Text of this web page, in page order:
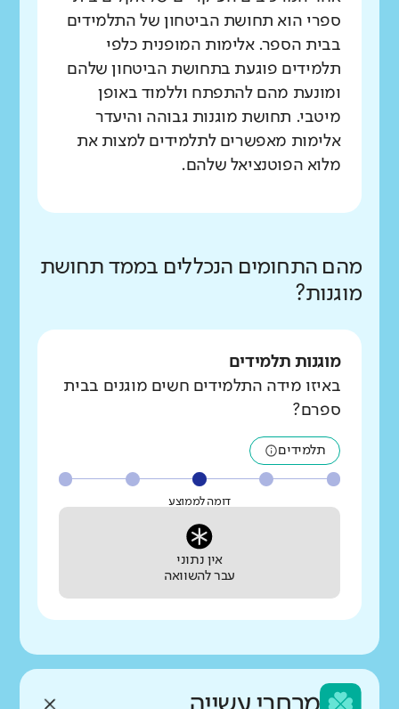
ספרי הוא תחושת הביטחון של התלמידים
בבית הספר. אלימות המופנית כלפי
תלמידים פוגעת בתחושת הביטחון שלהם
ומונעת מהם להתפתח וללמוד באופן
מיטבי. תחושת מוגנות גבוהה והיעדר
אלימות מאפשרים לתלמידים למצות את
מלוא הפוטנציאל שלהם.
מהם התחומים הנכללים בממד תחושת
מוגנות?
מוגנות תלמידים
באיזו מידה התלמידים חשים מוגנים בבית
ספרם?
תלמידים
דומה לממוצע
אין נתוני
עבר להשוואה